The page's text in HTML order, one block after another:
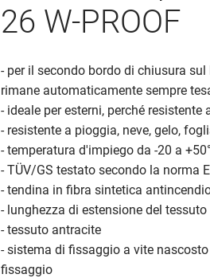
26 W-PROOF
- per il secondo bordo di chiusura
rimane automaticamente sempre
- ideale per esterni, perché resistente
- resistente a pioggia, neve, gelo,
- temperatura d'impiego da -20 a
- TÜV/GS testato secondo la norma
- tendina in fibra sintetica
- lunghezza di estensione del
- tessuto antracite
- sistema di fissaggio a vite
fissaggio